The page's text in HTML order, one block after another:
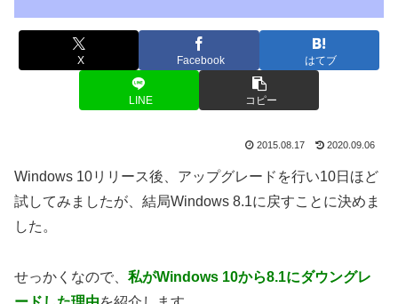
X Facebook はてブ
LINE コピー
2015.08.17 2020.09.06
Windows 10リリース後、アップグレードを行い10日ほど
試してみましたが、結局Windows 8.1に戻すことに決めま
した。
せっかくなので、 私がWindows 10から8.1にダウングレ